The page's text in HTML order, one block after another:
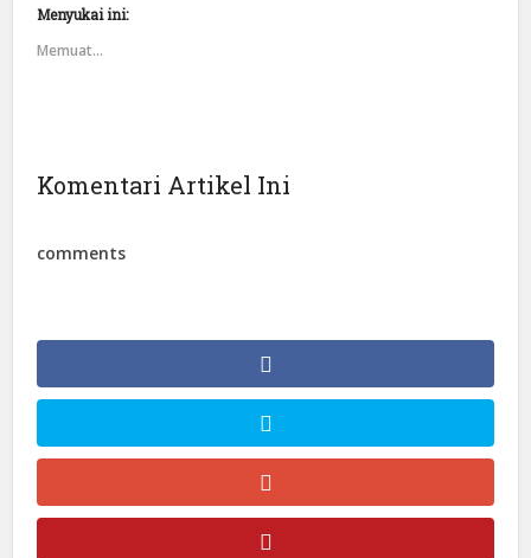
Menyukai ini:
Memuat...
Komentari Artikel Ini
comments